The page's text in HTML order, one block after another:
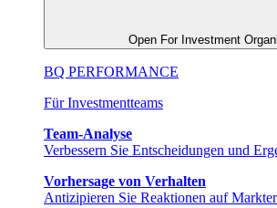
Open For Investment
BQ PERFORMANCE
Für Investmentteams
Team-Analyse
Verbessern Sie Entscheidungen und
Vorhersage von Verhalten
Antizipieren Sie Reaktionen auf